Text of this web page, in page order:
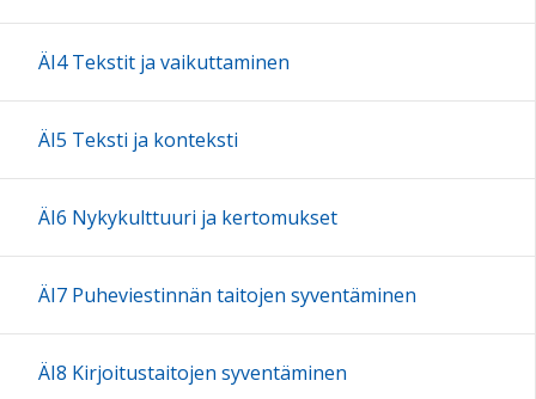
ÄI4 Tekstit ja vaikuttaminen
ÄI5 Teksti ja konteksti
ÄI6 Nykykulttuuri ja kertomukset
ÄI7 Puheviestinnän taitojen syventäminen
ÄI8 Kirjoitustaitojen syventäminen